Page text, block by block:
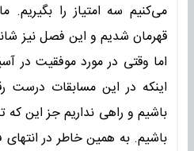
می‌کنیم سه امتیاز را
قهرمان شدیم و این فصل نیز
اما وقتی در مورد موفقیت در
اینکه در این مسابقات درست
باشیم و راهی نداریم جز این
باشیم. به همین خاطر در